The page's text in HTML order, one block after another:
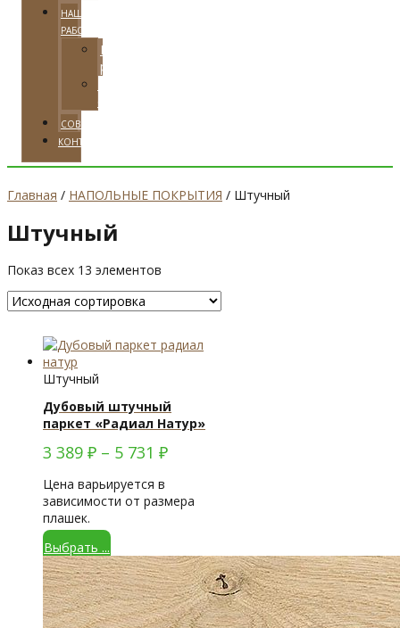
НАШИ
РАБОТЫ
Примеры
работ
СОВЕТЫ
КОНТАКТЫ
Главная / НАПОЛЬНЫЕ ПОКРЫТИЯ / Штучный
Штучный
Показ всех 13 элементов
Штучный
Дубовый штучный
паркет «Радиал Натур»
3 389 ₽ – 5 731 ₽
Цена варьируется в
зависимости от размера
плашек.
Выбрать ...